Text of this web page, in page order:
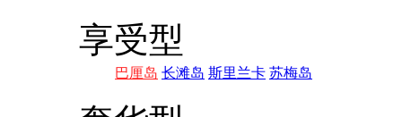
享受型
巴厘岛 长滩岛 斯里兰卡 苏梅岛